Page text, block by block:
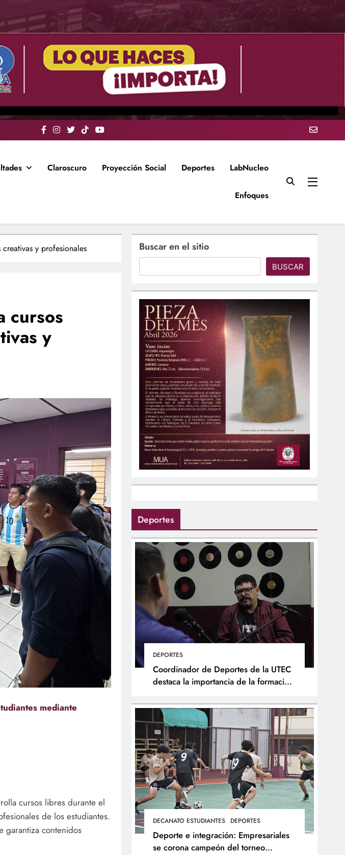
Claroscuro Proyección Social Deportes LabNucleo
Enfoques
y profesionales
cursos
y
mediante
cursos libres durante el
de los estudiantes.
garantiza contenidos
Buscar en el sitio
BUSCAR
Deportes
DEPORTES
Coordinador de Deportes de la UTEC
destaca la importancia de la formación
DECANATO ESTUDIANTES DEPORTES
Deporte e integración: Empresariales
se corona campeón del torneo